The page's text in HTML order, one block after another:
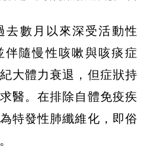
去數月以來深受活動性
伴隨慢性咳嗽與咳痰症
大體力衰退，但症狀持
醫。在排除自體免疫疾
特發性肺纖維化，即俗